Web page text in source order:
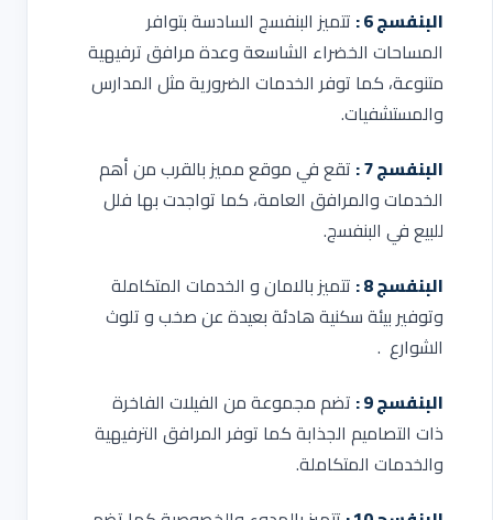
البنفسج 6 :
تتميز البنفسج السادسة بتوافر
المساحات الخضراء الشاسعة وعدة مرافق ترفيهية
متنوعة، كما توفر الخدمات الضرورية مثل المدارس
والمستشفيات.
البنفسج 7 :
تقع في موقع مميز بالقرب من أهم
الخدمات والمرافق العامة، كما تواجدت بها فلل
للبيع في البنفسج.
البنفسج 8 :
تتميز بالامان و الخدمات المتكاملة
وتوفير بيئة سكنية هادئة بعيدة عن صخب و تلوث
الشوارع .
البنفسج 9 :
تضم مجموعة من الفيلات الفاخرة
ذات التصاميم الجذابة كما توفر المرافق الترفيهية
والخدمات المتكاملة.